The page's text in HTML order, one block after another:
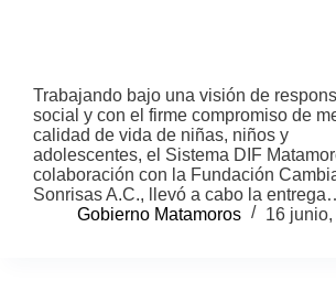
Trabajando bajo una visión de
social y con el firme compromiso de
calidad de vida de niñas, niños y
adolescentes, el Sistema DIF
colaboración con la Fundación
Sonrisas A.C., llevó a cabo la
Gobierno Matamoros
16